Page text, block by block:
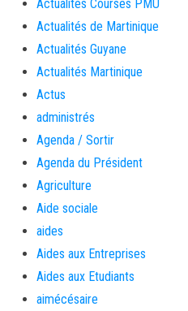
Actualités Courses PMU
Actualités de Martinique
Actualités Guyane
Actualités Martinique
Actus
administrés
Agenda / Sortir
Agenda du Président
Agriculture
Aide sociale
aides
Aides aux Entreprises
Aides aux Etudiants
aimécésaire